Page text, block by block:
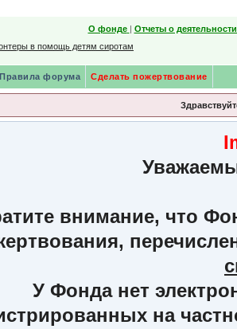
О фонде | Отчеты о
Правила форума Сделать пожертвование
внимание, что
У Фонда нет
на